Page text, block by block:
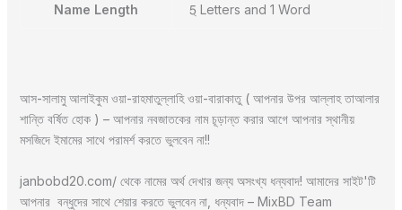
Name Length 5্ Letters and 1 Word
আস-সালামু আলাইকুম ওয়া-রাহমাতুল্লাহি ওয়া-বারাকাতু ( আপনার উপর আল্লাহ তাআলার
শান্তি বর্ষিত হোক ) – আপনার নবজাতকের নাম চূড়ান্ত করার আগে আপনার স্থানীয়
মসজিদে ইমামের সাথে পরামর্শ করতে ভুলবেন না!!
janbobd20.com/ থেকে নামের অর্থ দেখার জন্য অসংখ্য ধন্যবাদ! আমাদের সাইট'টি
আপনার বন্ধুদের সাথে শেয়ার করতে ভুলবেন না, ধন্যবাদ – MixBD Team